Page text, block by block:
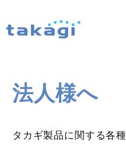
法人様へ
法人様へ
タカギ製品に関する各